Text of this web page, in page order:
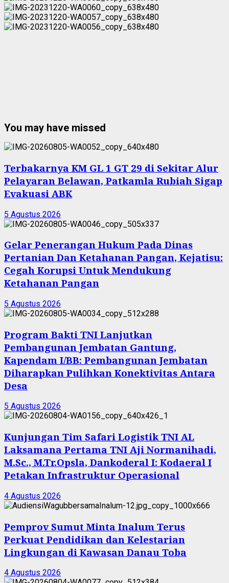
You may have missed
Terbakarnya KM GL 1 GT 29 di Sekitar Alur
Pelayaran Belawan, Patkamla Rubiah Sigap
Evakuasi ABK
5 Agustus 2026
Gelar Penerangan Hukum Pada Dinas
Pertanian Dan Ketahanan Pangan, Kejatisu:
Cegah Korupsi Untuk Mendukung
Ketahanan Pangan
5 Agustus 2026
Program Bakti TNI Lanjutkan
Pembangunan Jembatan Gantung,
Kapendam I/BB: Pembangunan Jembatan
Diharapkan Pulihkan Konektivitas Antara
Desa
5 Agustus 2026
Kunjungan Tim Safari Logistik TNI AL
Laksamana Pertama TNI Aji Normanihadi,
M.Sc., M.Tr.Opsla, Dankoderal I: Kodaeral I
Petakan Infrastruktur Operasional
4 Agustus 2026
Pemprov Sumut Minta Inalum Terus
Perkuat Pendidikan dan Kelestarian
Lingkungan di Kawasan Danau Toba
4 Agustus 2026